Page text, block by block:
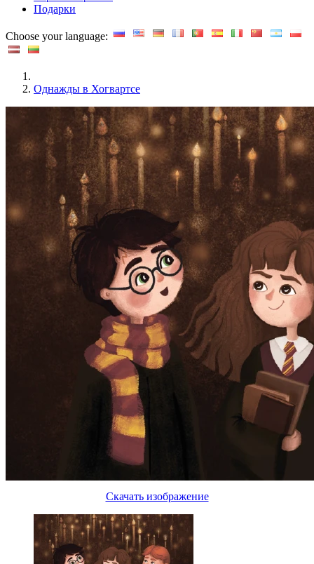
Подарки
Choose your language:
Однажды в Хогвартсе
Скачать изображение